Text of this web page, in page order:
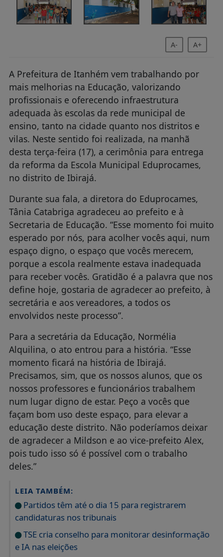
A- A+
A Prefeitura de Itanhém vem trabalhando por
mais melhorias na Educação, valorizando
profissionais e oferecendo infraestrutura
adequada às escolas da rede municipal de
ensino, tanto na cidade quanto nos distritos e
vilas. Neste sentido foi realizada, na manhã
desta terça-feira (17), a cerimônia para entrega
da reforma da Escola Municipal Eduprocames,
no distrito de Ibirajá.
Durante sua fala, a diretora do Eduprocames,
Tânia Catabriga agradeceu ao prefeito e à
Secretaria de Educação. “Esse momento foi muito
esperado por nós, para acolher vocês aqui, num
espaço digno, o espaço que vocês merecem,
porque a escola realmente estava inadequada
para receber vocês. Gratidão é a palavra que nos
define hoje, gostaria de agradecer ao prefeito, à
secretária e aos vereadores, a todos os
envolvidos neste processo”.
Para a secretária da Educação, Normélia
Alquilina, o ato entrou para a história. “Esse
momento ficará na história de Ibirajá.
Precisamos, sim, que os nossos alunos, que os
nossos professores e funcionários trabalhem
num lugar digno de estar. Peço a vocês que
façam bom uso deste espaço, para elevar a
educação deste distrito. Não poderíamos deixar
de agradecer a Mildson e ao vice-prefeito Alex,
pois tudo isso só é possível com o trabalho
deles.”
LEIA TAMBÉM:
Partidos têm até o dia 15 para registrarem
candidaturas nos tribunais
TSE cria conselho para monitorar desinformação
e IA nas eleições